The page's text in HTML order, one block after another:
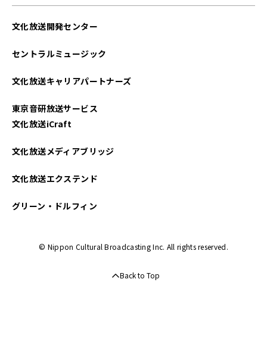
2025年04月
2024年11月
2024年10月
2024年09月
文化放送開発センター
セントラルミュージック
文化放送キャリアパートナーズ
東京音研放送サービス
文化放送iCraft
文化放送メディアブリッジ
文化放送エクステンド
グリーン・ドルフィン
© Nippon Cultural Broadcasting Inc. All rights reserved.
Back to Top